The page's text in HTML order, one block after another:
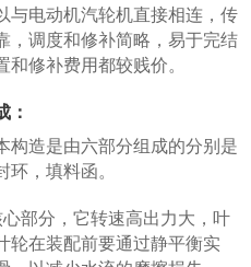
与电动机汽轮机直接相连，传
，调度和修补简略，易于完结
修补费用都较贱价。
：
造是由六部分组成的分别是
环，填料函。
分，它转速高出力大，叶
轮在装配前要通过静平衡实